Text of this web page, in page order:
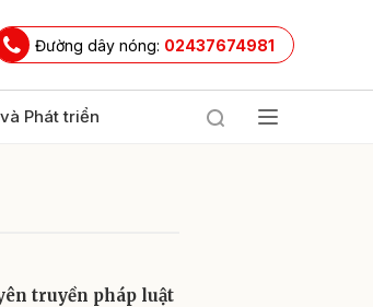
Đường dây nóng: 02437674981
Phát triển
truyền pháp luật